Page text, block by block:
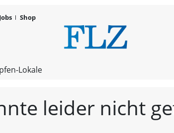
Jobs Shop
FLZ –
Lokale
leider nicht